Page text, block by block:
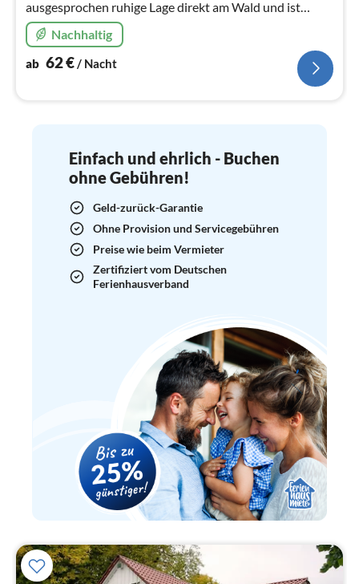
ausgesprochen ruhige Lage direkt am Wald und ist
komplett eingezäunt. Ein neues Waldbad ist nur ca. 1 km
entfernt.Nachhaltig
ab 62€/ Nacht
Einfach und ehrlich - Buchen
ohne Gebühren!
Geld-zurück-Garantie
Ohne Provision und Servicegebühren
Preise wie beim Vermieter
Zertifiziert vom Deutschen
Ferienhausverband